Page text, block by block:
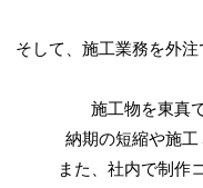
そして、施工業務を外
施工物を東真
納期の短縮や施工
また、社内で制作